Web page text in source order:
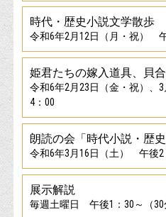
時代・歴史小説文学散歩
令和6年2月12日（月・祝）
姫君たちの嫁入道具、貝
令和6年2月23日（金・祝）、
4：00
朗読の会「時代小説・歴史
令和6年3月16日（土） 午後2
展示解説
毎週土曜日 午後1：30～（30